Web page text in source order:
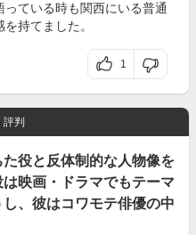
ている時も関西にいる普通
持てました。
1
判
役と反体制的な人物像を
映画・ドラマでもテーマ
、彼はコワモテ俳優の中